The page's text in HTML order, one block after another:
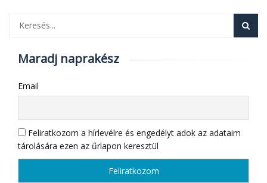
Maradj naprakész
Email
Feliratkozom a hírlevélre és engedélyt adok az adataim
tárolására ezen az űrlapon keresztül